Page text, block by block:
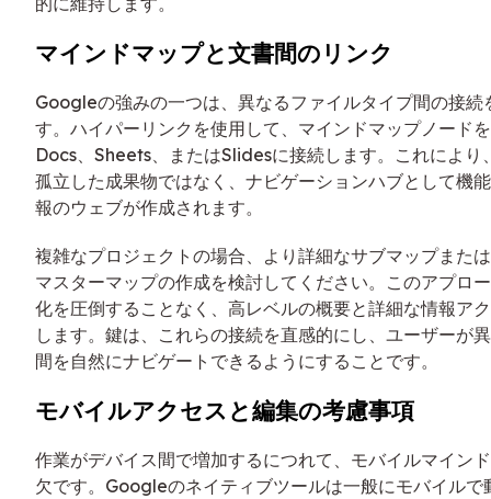
マインドマップと文書間のリンク
Googleの強みの一つは、異なるファイルタイプ間の接続
す。ハイパーリンクを使用して、マインドマップノード
Docs、Sheets、またはSlidesに接続します。これにより
孤立した成果物ではなく、ナビゲーションハブとして機
報のウェブが作成されます。
複雑なプロジェクトの場合、より詳細なサブマップまた
マスターマップの作成を検討してください。このアプロ
化を圧倒することなく、高レベルの概要と詳細な情報ア
します。鍵は、これらの接続を直感的にし、ユーザーが
間を自然にナビゲートできるようにすることです。
モバイルアクセスと編集の考慮事項
作業がデバイス間で増加するにつれて、モバイルマイン
欠です。Googleのネイティブツールは一般にモバイルで